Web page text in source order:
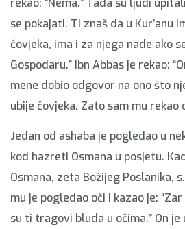
rekao: “Nema.” Tada su ljudi
se pokajati. Ti znaš da u Kur’anu
čovjeka, ima i za njega nade ako
Gospodaru.” Ibn Abbas je rekao:
mene dobio odgovor na ono što
ubije čovjeka. Zato sam mu rekao
Jedan od ashaba je pogledao u
kod hazreti Osmana u posjetu.
Osmana, zeta Božijeg Poslanika,
mu je pogledao oči i kazao je:
su ti tragovi bluda u očima.” On je